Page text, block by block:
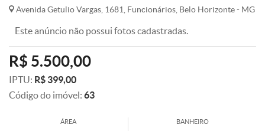
Avenida Getulio Vargas, 1681, Funcionários, Belo Horizonte - MG
Este anúncio não possui fotos cadastradas.
R$ 5.500,00
IPTU: R$ 399,00
Código do imóvel: 63
ÁREA BANHEIRO